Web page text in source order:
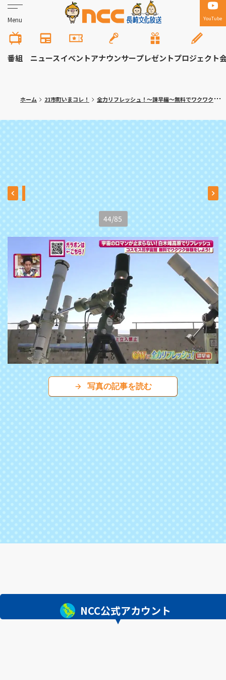
Menu YouTube
番組 ニュースイベントアナウンサープレゼントプロジェクト
ホーム 21市町いまコレ！ 全力リフレッシュ！～諫早編～無料でワクワク体験！大人の隠れ家カフェも
44/85
写真の記事を読む
NCC公式アカウント